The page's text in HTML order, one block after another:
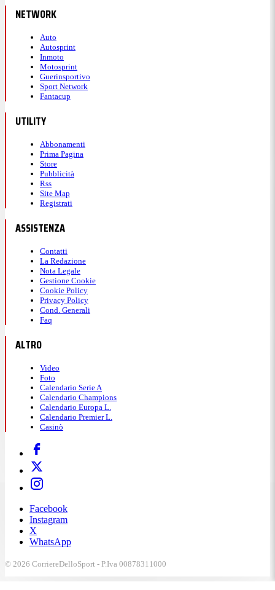
NETWORK
Auto
Autosprint
Inmoto
Motosprint
Guerinsportivo
Sport Network
Fantacup
UTILITY
Abbonamenti
Prima Pagina
Store
Pubblicità
Rss
Site Map
Registrati
ASSISTENZA
Contatti
La Redazione
Nota Legale
Gestione Cookie
Cookie Policy
Privacy Policy
Cond. Generali
Faq
ALTRO
Video
Foto
Calendario Serie A
Calendario Champions
Calendario Europa L.
Calendario Premier L.
Casinò
Facebook
Instagram
X
WhatsApp
© 2026 CorriereDelloSport - P.Iva 00878311000